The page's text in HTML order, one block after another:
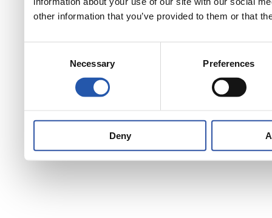
other information that you’ve provided to them or that
Necessary Preferences
Deny